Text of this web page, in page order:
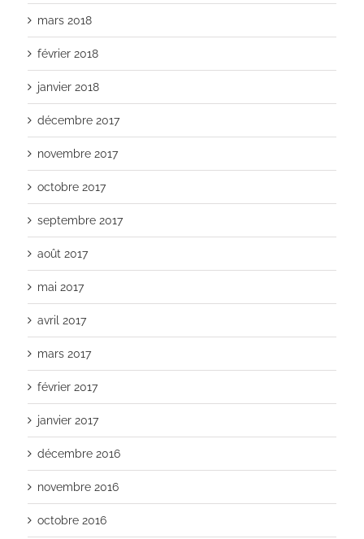
mars 2018
février 2018
janvier 2018
décembre 2017
novembre 2017
octobre 2017
septembre 2017
août 2017
mai 2017
avril 2017
mars 2017
février 2017
janvier 2017
décembre 2016
novembre 2016
octobre 2016